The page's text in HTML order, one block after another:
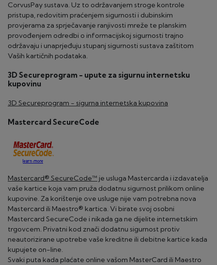
CorvusPay sustava. Uz to održavanjem stroge kontrole
pristupa, redovitim praćenjem sigurnosti i dubinskim
provjerama za sprječavanje ranjivosti mreže te planskim
provođenjem odredbi o informacijskoj sigurnosti trajno
održavaju i unaprjeđuju stupanj sigurnosti sustava zaštitom
Vaših kartičnih podataka.
3D Secureprogram - upute za sigurnu internetsku
kupovinu
3D Secureprogram - sigurna internetska kupovina
Mastercard SecureCode
Mastercard® SecureCode™ je usluga Mastercarda i izdavatelja
vaše kartice koja vam pruža dodatnu sigurnost prilikom online
kupovine. Za korištenje ove usluge nije vam potrebna nova
Mastercard ili Maestro® kartica. Vi birate svoj osobni
Mastercard SecureCode i nikada ga ne dijelite internetskim
trgovcem. Privatni kod znači dodatnu sigurnost protiv
neautorizirane upotrebe vaše kreditne ili debitne kartice kada
kupujete on-line.
Svaki puta kada plaćate online vašom MasterCard ili Maestro